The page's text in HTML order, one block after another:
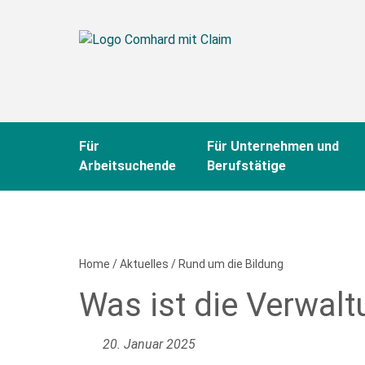
Für
Arbeitsuchende
Für Unternehmen und
Berufstätige
Home /Aktuelles / Rund um die Bildung
Was ist die
20. Januar 2025
Bitte
Sie